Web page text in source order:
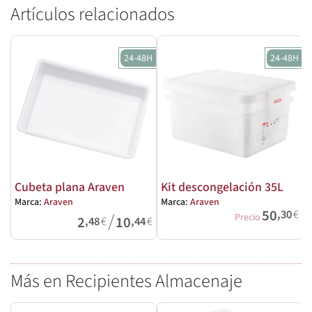
Artículos relacionados
24-48H
Cubeta plana Araven
Marca: Araven
2,48€/10,44€
24-48H
Kit descongelación 35L
Marca: Araven
Precio50,30€
Más en Recipientes Almacenaje